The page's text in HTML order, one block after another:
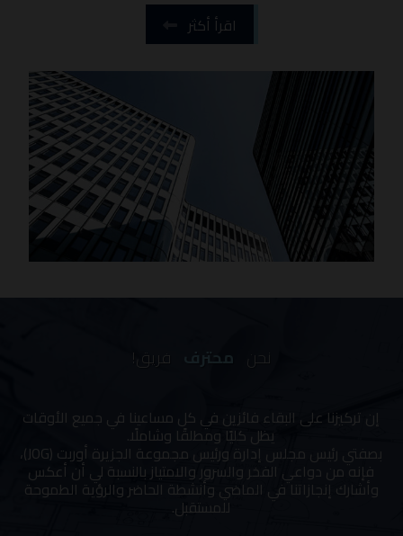
اقرأ أكثر
نحن محترف فريق!
إن تركيزنا على البقاء فائزين في كل مساعينا في جميع الأوقات
يظل كليًا ومطلقًا وشاملًا.
بصفتي رئيس مجلس إدارة ورئيس مجموعة الجزيرة أوربت (JOG)،
فإنه من دواعي الفخر والسرور والامتياز بالنسبة لي أن أعكس
وأشارك إنجازاتنا في الماضي وأنشطة الحاضر والرؤية الطموحة
للمستقبل.